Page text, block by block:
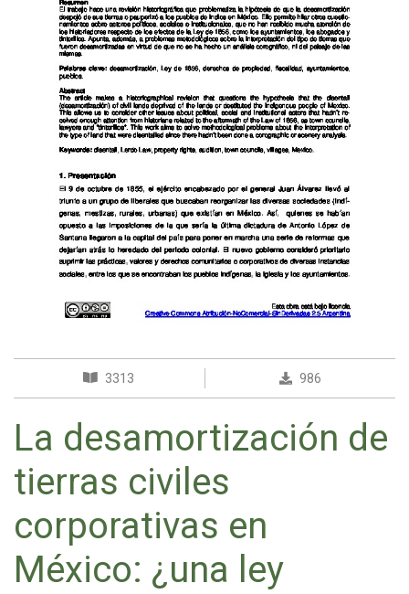
3313 986
La desamortización de
tierras civiles
corporativas en
México: ¿una ley